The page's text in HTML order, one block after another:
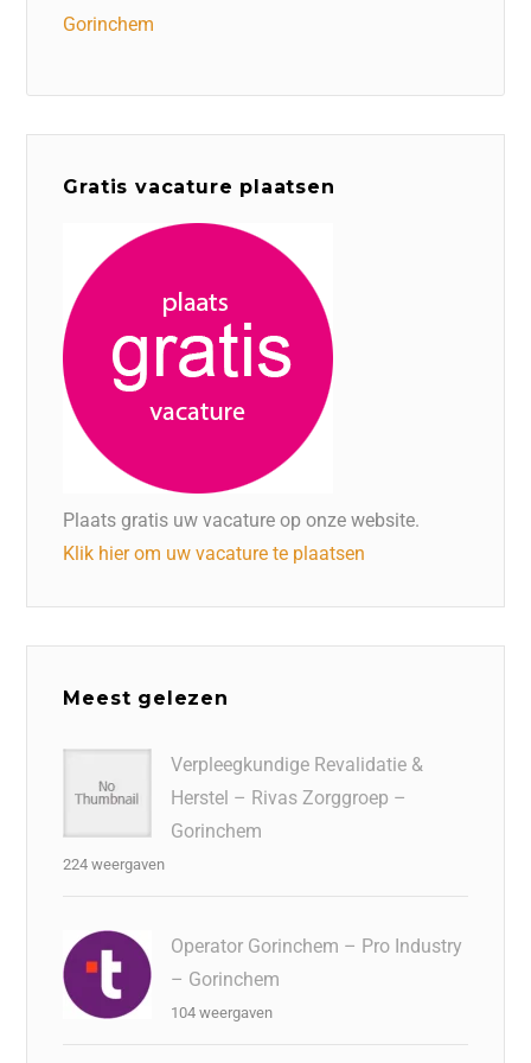
Gorinchem
Gratis vacature plaatsen
Plaats gratis uw vacature op onze website.
Klik hier om uw vacature te plaatsen
Meest gelezen
Verpleegkundige Revalidatie &
Herstel – Rivas Zorggroep –
Gorinchem
224 weergaven
Operator Gorinchem – Pro Industry
– Gorinchem
104 weergaven